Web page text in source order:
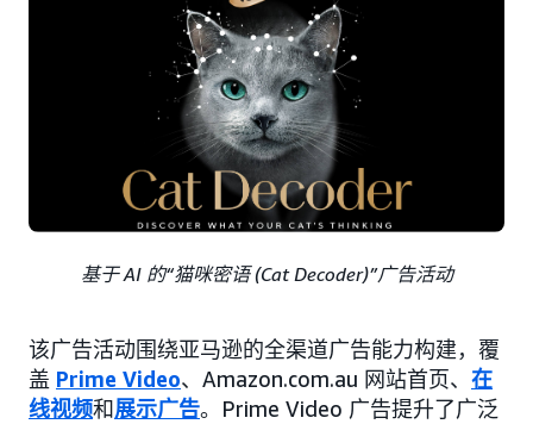
基于 AI 的“猫咪密语 (Cat Decoder)”广告活动
该广告活动围绕亚马逊的全渠道广告能力构建，覆
盖 Prime Video、Amazon.com.au 网站首页、 在
线视频和展示广告。Prime Video 广告提升了广泛